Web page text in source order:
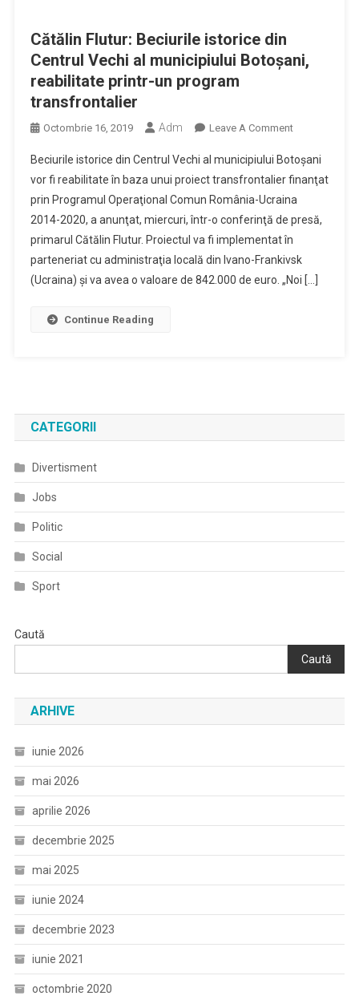
Cătălin Flutur: Beciurile istorice din
Centrul Vechi al municipiului Botoşani,
reabilitate printr-un program
transfrontalier
Octombrie 16, 2019 Adm Leave A CommentOn
Flutur:
Beciurile
Istorice
Din
Centrul
Vechi
Al
Beciurile istorice din Centrul Vechi al municipiului Botoşani
vor fi reabilitate în baza unui proiect transfrontalier finanţat
prin Programul Operaţional Comun România-Ucraina
2014-2020, a anunţat, miercuri, într-o conferinţă de presă,
primarul Cătălin Flutur. Proiectul va fi implementat în
parteneriat cu administraţia locală din Ivano-Frankivsk
(Ucraina) şi va avea o valoare de 842.000 de euro. „Noi […]
Continue Reading
CATEGORII
Divertisment
Jobs
Politic
Social
Sport
Caută
Caută
ARHIVE
iunie 2026
mai 2026
aprilie 2026
decembrie 2025
mai 2025
iunie 2024
decembrie 2023
iunie 2021
octombrie 2020